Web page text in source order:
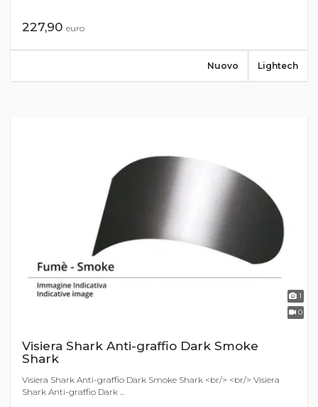
227,90 euro
Lightech
Nuovo
1
0
Visiera Shark Anti-graffio Dark Smoke
Shark
Visiera Shark Anti-graffio Dark Smoke Shark <br/> <br/> Visiera
Shark Anti-graffio Dark ...